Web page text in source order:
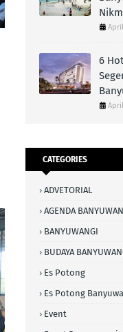
6
CATEGORIES
ADVETORIAL
AGENDA
BANYUWANGI
BUDAYA
Es Potong
Es Potong
Event